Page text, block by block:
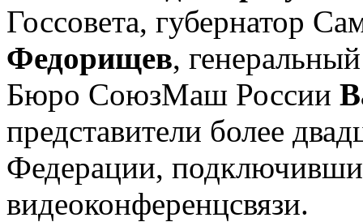
Госсовета, губернатор
Федорищев,
Бюро СоюзМаш России
представители более
Федерации,
видеоконференцсвязи.